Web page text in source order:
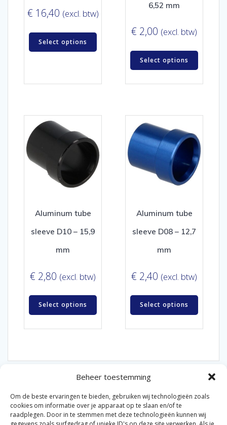
Beheer toestemming
Om de beste ervaringen te bieden, gebruiken wij technologieën zoals
cookies om informatie over je apparaat op te slaan en/of te
raadplegen. Door in te stemmen met deze technologieën kunnen wij
€ 16,40 (excl. btw)
Select options
6,52 mm
€ 2,00 (excl. btw)
Select options
Aluminum tube
sleeve D10 – 15,9
mm
€ 2,80 (excl. btw)
Select options
Aluminum tube
sleeve D08 – 12,7
mm
€ 2,40 (excl. btw)
Select options